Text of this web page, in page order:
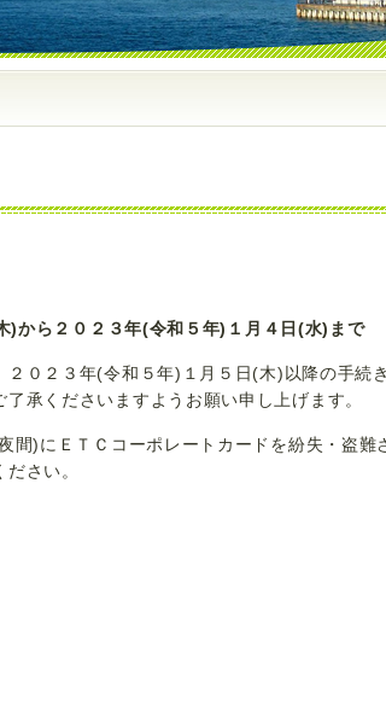
)から２０２３年(令和５年)１月４日(水)まで
２０２３年(令和５年)１月５日(木)以降の手続
承くださいますようお願い申し上げます。
間)にＥＴＣコーポレートカードを紛失・盗難
さい。